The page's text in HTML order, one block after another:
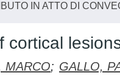
IN ATTO DI
cortical
MARCO; GALLO,